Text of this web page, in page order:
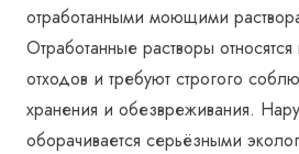
отработанными моющими
Отработанные растворы
отходов и требуют строгого
хранения и обезвреживания.
оборачивается серьёзными